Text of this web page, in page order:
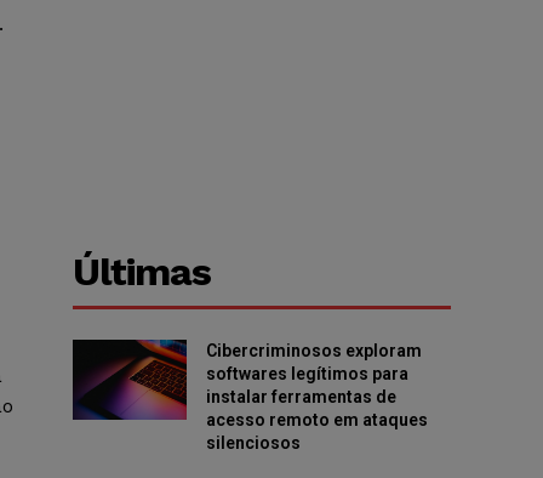
Últimas
Cibercriminosos exploram
softwares legítimos para
instalar ferramentas de
acesso remoto em ataques
silenciosos